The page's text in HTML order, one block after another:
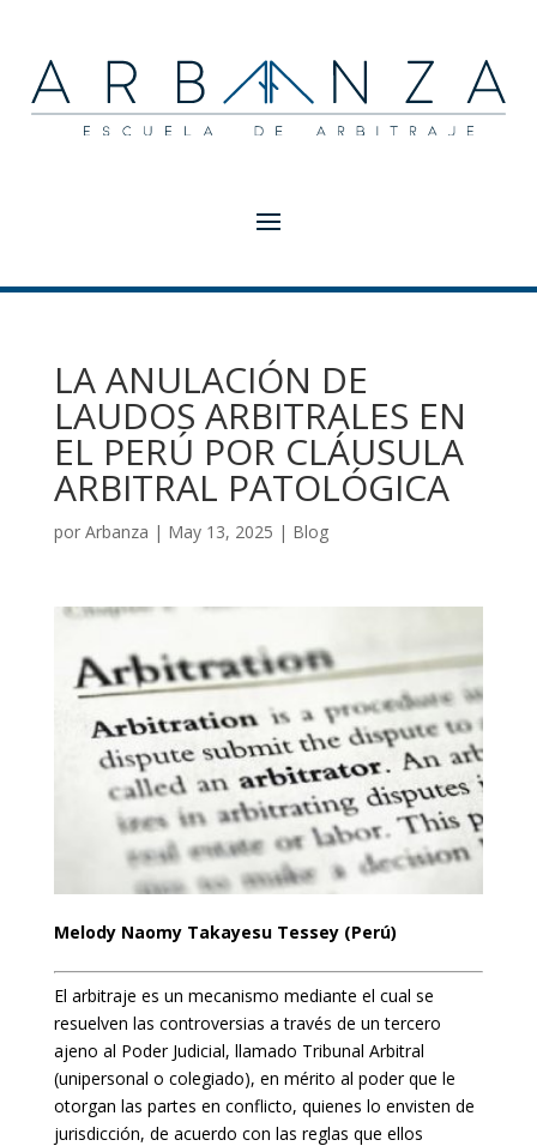
LA ANULACIÓN DE
LAUDOS ARBITRALES EN
EL PERÚ POR CLÁUSULA
ARBITRAL PATOLÓGICA
por Arbanza | May 13, 2025 | Blog
Melody Naomy Takayesu Tessey (Perú)
El arbitraje es un mecanismo mediante el cual se
resuelven las controversias a través de un tercero
ajeno al Poder Judicial, llamado Tribunal Arbitral
(unipersonal o colegiado), en mérito al poder que le
otorgan las partes en conflicto, quienes lo envisten de
jurisdicción, de acuerdo con las reglas que ellos